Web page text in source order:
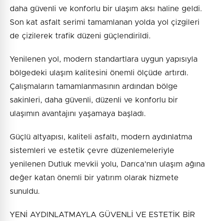
daha güvenli ve konforlu bir ulaşım aksı haline geldi.
Son kat asfalt serimi tamamlanan yolda yol çizgileri
de çizilerek trafik düzeni güçlendirildi.
Yenilenen yol, modern standartlara uygun yapısıyla
bölgedeki ulaşım kalitesini önemli ölçüde artırdı.
Çalışmaların tamamlanmasının ardından bölge
sakinleri, daha güvenli, düzenli ve konforlu bir
ulaşımın avantajını yaşamaya başladı.
Güçlü altyapısı, kaliteli asfaltı, modern aydınlatma
sistemleri ve estetik çevre düzenlemeleriyle
yenilenen Dutluk mevkii yolu, Darıca’nın ulaşım ağına
değer katan önemli bir yatırım olarak hizmete
sunuldu.
YENİ AYDINLATMAYLA GÜVENLİ VE ESTETİK BİR